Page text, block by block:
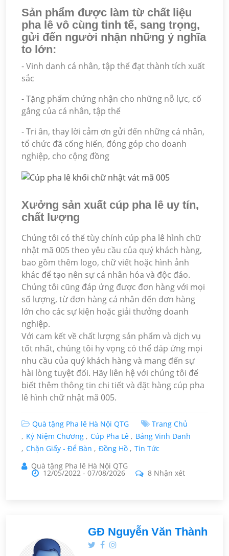
Sản phẩm được làm từ chất liệu
pha lê vô cùng tinh tế, sang trọng,
gửi đến người nhận những ý nghĩa
to lớn:
- Vinh danh cá nhân, tập thể đạt thành tích xuất
sắc
- Tặng phẩm chứng nhận cho những nỗ lực, cố
gắng của cá nhân, tập thể
- Tri ân, thay lời cảm ơn gửi đến những cá nhân,
tổ chức đã cống hiến, đóng góp cho doanh
nghiệp, cho cộng đồng
Xưởng sản xuất cúp pha lê uy tín,
chất lượng
Chúng tôi có thể tùy chỉnh cúp pha lê hình chữ
nhật mã 005 theo yêu cầu của quý khách hàng,
bao gồm thêm logo, chữ viết hoặc hình ảnh
khác để tạo nên sự cá nhân hóa và độc đáo.
Chúng tôi cũng đáp ứng được đơn hàng với mọi
số lượng, từ đơn hàng cá nhân đến đơn hàng
lớn cho các sự kiện hoặc giải thưởng doanh
nghiệp.
Với cam kết về chất lượng sản phẩm và dịch vụ
tốt nhất, chúng tôi hy vọng có thể đáp ứng mọi
nhu cầu của quý khách hàng và mang đến sự
hài lòng tuyệt đối. Hãy liên hệ với chúng tôi để
biết thêm thông tin chi tiết và đặt hàng cúp pha
lê hình chữ nhật mã 005.
Quà tặng Pha lê Hà Nội QTG
Trang Chủ
Kỷ Niệm Chương
Cúp Pha Lê
Bảng Vinh Danh
Chặn Giấy - Để Bàn
Đồng Hồ
Tin Tức
Quà tặng Pha lê Hà Nội QTG
12/05/2022 - 07/08/2026 8 Nhận xét
GĐ Nguyễn Văn Thành